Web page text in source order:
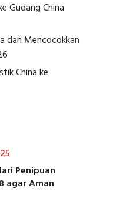
Gudang China
dan Mencocokkan
China ke
Penipuan
agar Aman